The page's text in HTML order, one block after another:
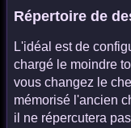
Répertoire de
L'idéal est de
chargé le moindre
vous changez le
mémorisé l'ancien
il ne répercutera